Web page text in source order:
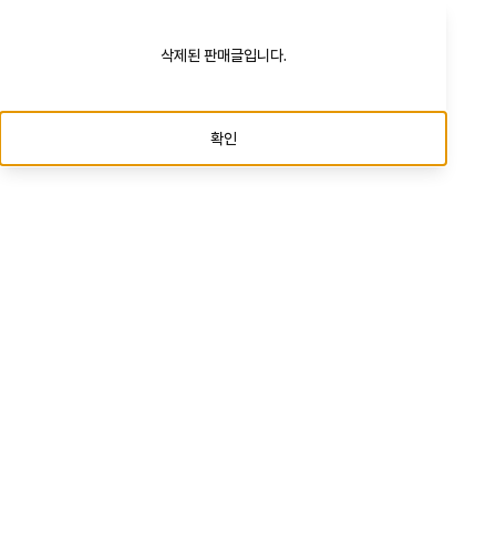
삭제된 판매글입니다.
확인